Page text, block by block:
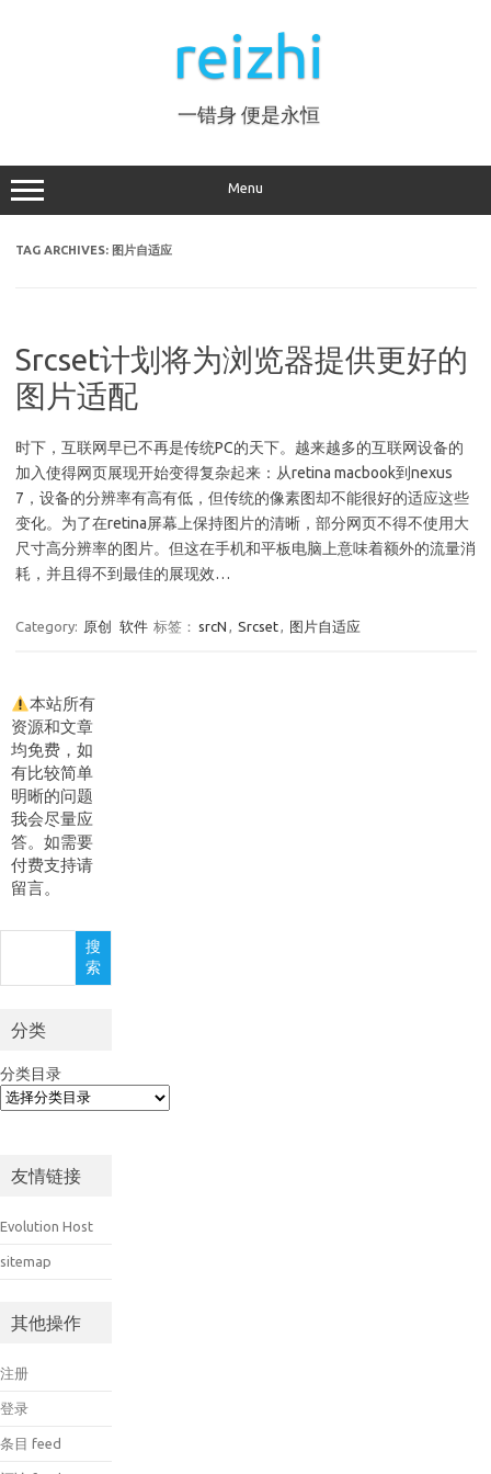
reizhi
一错身 便是永恒
Menu
TAG ARCHIVES: 图片自适应
Srcset计划将为浏览器提供更好的
图片适配
时下，互联网早已不再是传统PC的天下。越来越多的互联网设备的
加入使得网页展现开始变得复杂起来：从retina macbook到nexus
7，设备的分辨率有高有低，但传统的像素图却不能很好的适应这些
变化。为了在retina屏幕上保持图片的清晰，部分网页不得不使用大
尺寸高分辨率的图片。但这在手机和平板电脑上意味着额外的流量消
耗，并且得不到最佳的展现效…
Category: 原创 软件 标签： srcN , Srcset, 图片自适应
本站所有
资源和文章
均免费，如
有比较简单
明晰的问题
我会尽量应
答。如需要
付费支持请
留言。
搜
索
分类
分类目录
友情链接
Evolution Host
sitemap
其他操作
注册
登录
条目 feed